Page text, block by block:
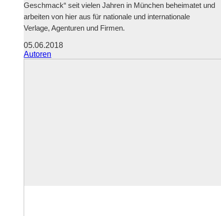
Geschmack“ seit vielen Jahren in München beheimatet und
arbeiten von hier aus für nationale und internationale
Verlage, Agenturen und Firmen.
05.06.2018
Autoren